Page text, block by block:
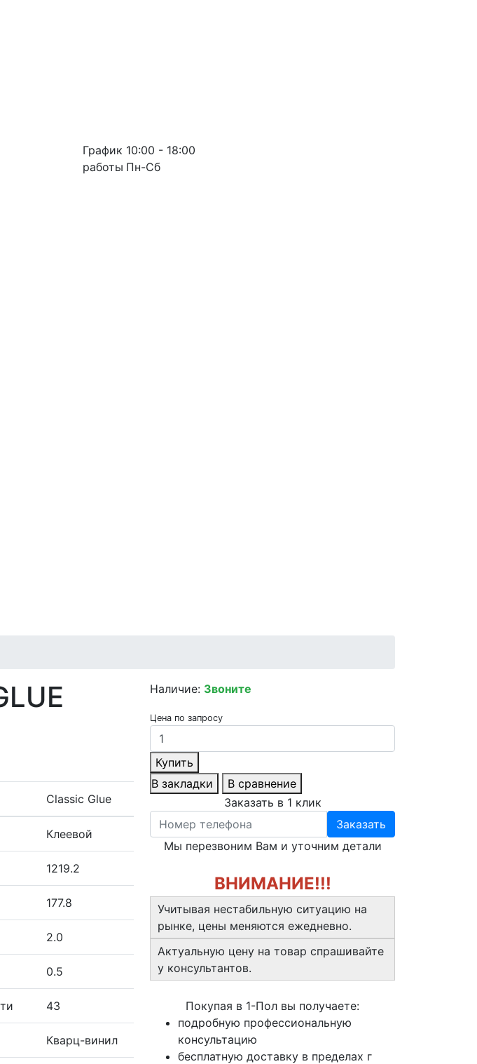
График
работы
10:00 - 18:00
Пн-Сб
Classic Glue
Клеевой
1219.2
177.8
2.0
0.5
43
Кварц-винил
Наличие: Звоните
Цена по запросу
Купить
В закладки
В сравнение
Заказать в 1 клик
Заказать
Мы перезвоним Вам и уточним детали
ВНИМАНИЕ!!!
Учитывая нестабильную ситуацию на
рынке, цены меняются ежедневно.
Актуальную цену на товар спрашивайте
у консультантов.
Покупая в 1-Пол вы получаете:
подробную профессиональную
консультацию
бесплатную доставку в пределах г